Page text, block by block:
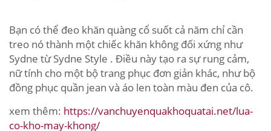
Bạn có thể đeo khăn quàng cổ suốt cả năm chỉ cần
treo nó thành một chiếc khăn không đối xứng như
Sydne từ Sydne Style . Điều này tạo ra sự rung cảm,
nữ tính cho một bộ trang phục đơn giản khác, như bộ
đồng phục quần jean và áo len toàn màu đen của cô.
xem thêm: https://vanchuyenquakhoquatai.net/lua-
co-kho-may-khong/